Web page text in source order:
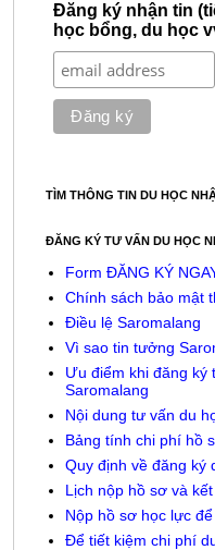
Đăng ký nhận tin
học bổng, du học
TÌM THÔNG TIN DU HỌC
ĐĂNG KÝ TƯ VẤN DU HỌC
Form ĐĂNG KÝ
Chính sách bảo mật
Điều lệ Saromalang
Vì sao tin tưởng
Ưu điểm khi đăng ký
Saromalang
Nội dung tư vấn du
Bảng tính chi phí hồ
Quy định về đăng ký
Lịch nộp hồ sơ và
Nộp hồ sơ học lực
Để tiết kiệm chi phí